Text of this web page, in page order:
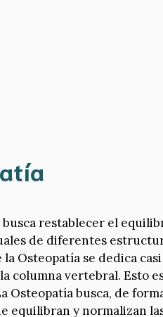
busca restablecer el
de diferentes
la Osteopatía se dedica
columna vertebral. Esto
Osteopatía busca, de
equilibran y normalizan